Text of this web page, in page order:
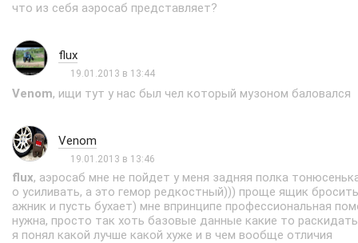
что из себя аэросаб представляет?
flux
19.01.2013 в 13:44
Venom, ищи тут у нас был чел который музоном баловался
Venom
19.01.2013 в 13:46
flux, аэросаб мне не пойдет у меня задняя полка
о усиливать, а это гемор редкостный))) проще ящик
ажник и пусть бухает) мне впринципе профессиональная
нужна, просто так хоть базовые данные какие то
я понял какой лучше какой хуже и в чем вообще отличия